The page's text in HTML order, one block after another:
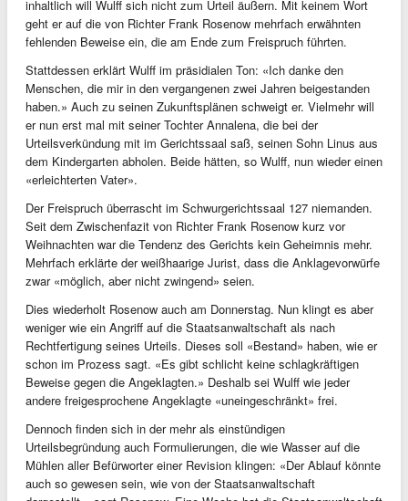
inhaltlich will Wulff sich nicht zum Urteil äußern. Mit keinem Wort
geht er auf die von Richter Frank Rosenow mehrfach erwähnten
fehlenden Beweise ein, die am Ende zum Freispruch führten.
Stattdessen erklärt Wulff im präsidialen Ton: «Ich danke den
Menschen, die mir in den vergangenen zwei Jahren beigestanden
haben.» Auch zu seinen Zukunftsplänen schweigt er. Vielmehr will
er nun erst mal mit seiner Tochter Annalena, die bei der
Urteilsverkündung mit im Gerichtssaal saß, seinen Sohn Linus aus
dem Kindergarten abholen. Beide hätten, so Wulff, nun wieder einen
«erleichterten Vater».
Der Freispruch überrascht im Schwurgerichtssaal 127 niemanden.
Seit dem Zwischenfazit von Richter Frank Rosenow kurz vor
Weihnachten war die Tendenz des Gerichts kein Geheimnis mehr.
Mehrfach erklärte der weißhaarige Jurist, dass die Anklagevorwürfe
zwar «möglich, aber nicht zwingend» seien.
Dies wiederholt Rosenow auch am Donnerstag. Nun klingt es aber
weniger wie ein Angriff auf die Staatsanwaltschaft als nach
Rechtfertigung seines Urteils. Dieses soll «Bestand» haben, wie er
schon im Prozess sagt. «Es gibt schlicht keine schlagkräftigen
Beweise gegen die Angeklagten.» Deshalb sei Wulff wie jeder
andere freigesprochene Angeklagte «uneingeschränkt» frei.
Dennoch finden sich in der mehr als einstündigen
Urteilsbegründung auch Formulierungen, die wie Wasser auf die
Mühlen aller Befürworter einer Revision klingen: «Der Ablauf könnte
auch so gewesen sein, wie von der Staatsanwaltschaft